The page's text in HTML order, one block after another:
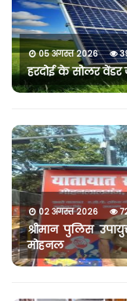
05 अगस्त 2026
हरदोई के सोलर वेंडर
02 अगस्त 2026
श्रीमान पुलिस
मोहनल